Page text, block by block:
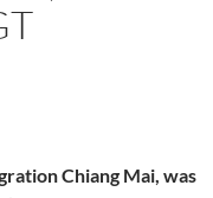
Chiang Mai, was